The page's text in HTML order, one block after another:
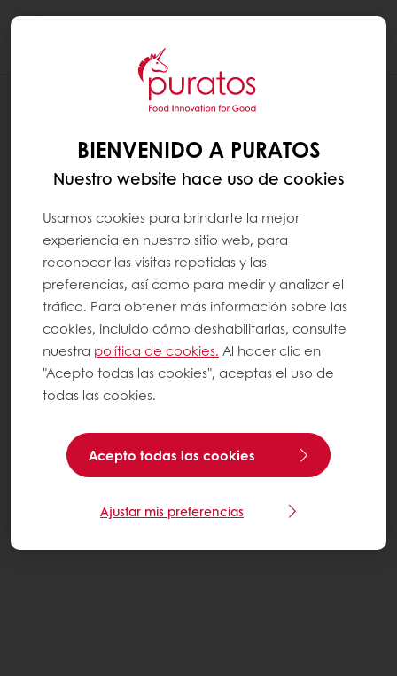
RECETAS
BIENVENIDO A PURATOS
Nuestro website hace uso de cookies
Usamos cookies para brindarte la mejor
experiencia en nuestro sitio web, para
reconocer las visitas repetidas y las
preferencias, así como para medir y analizar el
tráfico. Para obtener más información sobre las
cookies, incluido cómo deshabilitarlas, consulte
nuestra política de cookies. Al hacer clic en
"Acepto todas las cookies", aceptas el uso de
todas las cookies.
Acepto todas las cookies
Ajustar mis preferencias